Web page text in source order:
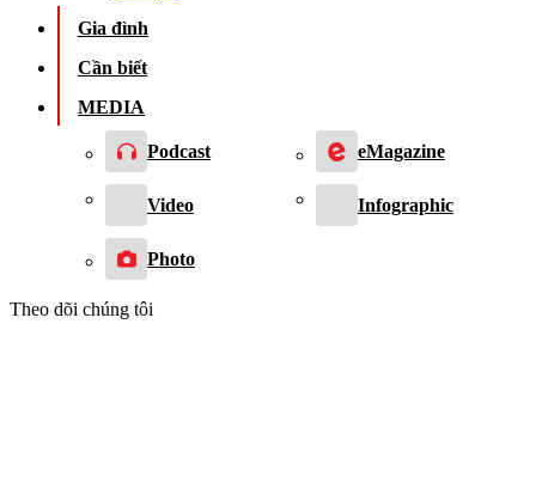
Gia đình
Cần biết
MEDIA
Podcast eMagazine
Video Infographic
Photo
Theo dõi chúng tôi